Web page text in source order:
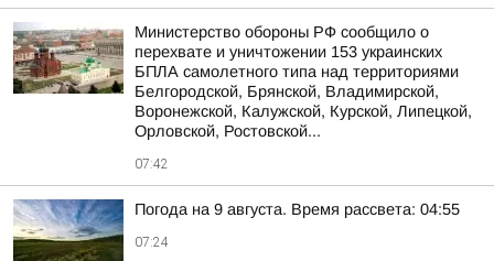
Министерство обороны РФ сообщило о
перехвате и уничтожении 153 украинских
БПЛА самолетного типа над территориями
Белгородской, Брянской, Владимирской,
Воронежской, Калужской, Курской, Липецкой,
Орловской, Ростовской...
07:42
Погода на 9 августа. Время рассвета: 04:55
07:24